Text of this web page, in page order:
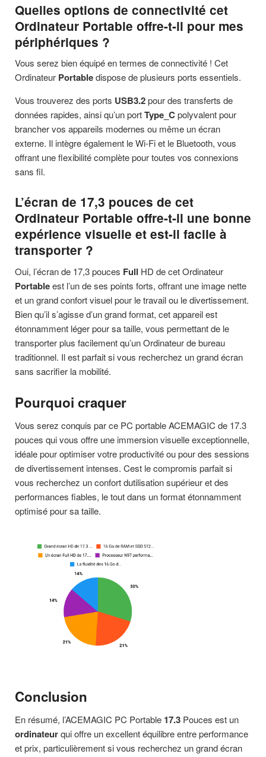
Quelles options de connectivité cet
Ordinateur Portable offre-t-il pour mes
périphériques ?
Vous serez bien équipé en termes de connectivité ! Cet
Ordinateur Portabledispose de plusieurs ports essentiels.
Vous trouverez des ports USB3.2pour des transferts de
données rapides, ainsi qu’un portType_Cpolyvalent pour
brancher vos appareils modernes ou même un écran
externe. Il intègre également le Wi-Fi et le Bluetooth, vous
offrant une flexibilité complète pour toutes vos connexions
sans fil.
L’écran de 17,3 pouces de cet
Ordinateur Portable offre-t-il une bonne
expérience visuelle et est-il facile à
transporter ?
Oui, l’écran de 17,3 pouces Full HD de cet Ordinateur
Portableest l’un de ses points forts, offrant une image nette
et un grand confort visuel pour le travail ou le divertissement.
Bien qu’il s’agisse d’un grand format, cet appareil est
étonnamment léger pour sa taille, vous permettant de le
transporter plus facilement qu’un Ordinateur de bureau
traditionnel. Il est parfait si vous recherchez un grand écran
sans sacrifier la mobilité.
Pourquoi craquer
Vous serez conquis par ce PC portable ACEMAGIC de 17.3
pouces qui vous offre une immersion visuelle exceptionnelle,
idéale pour optimiser votre productivité ou pour des sessions
de divertissement intenses. Cest le compromis parfait si
vous recherchez un confort dutilisation supérieur et des
performances fiables, le tout dans un format étonnamment
optimisé pour sa taille.
Conclusion
En résumé, l’ACEMAGIC PC Portable 17.3 Pouces est un
ordinateurqui offre un excellent équilibre entre performance
et prix, particulièrement si vous recherchez un grand écran